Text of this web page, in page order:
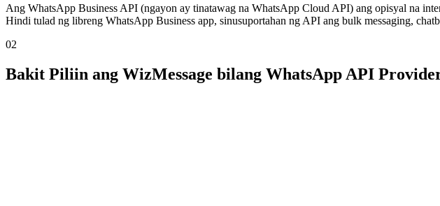
Ang WhatsApp Business API (ngayon ay tinatawag na WhatsApp Cloud API) ang opisyal na
Hindi tulad ng libreng WhatsApp Business app, sinusuportahan ng API ang bulk messaging,
02
Bakit Piliin ang WizMessage bilang WhatsApp API